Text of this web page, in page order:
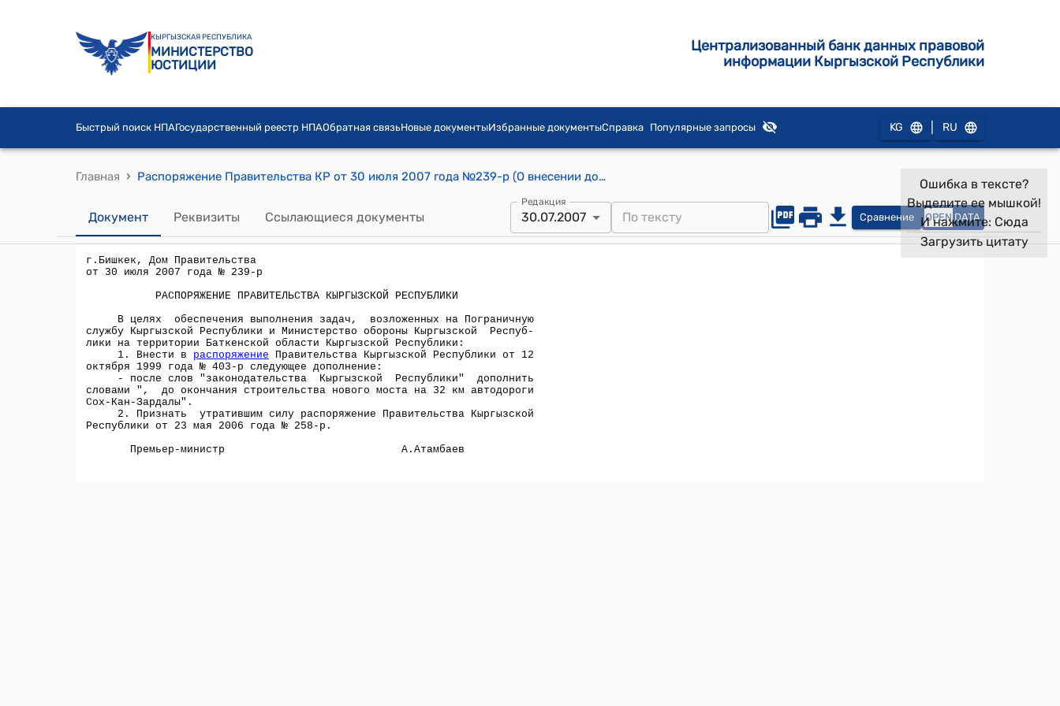
КЫРГЫЗСКАЯ РЕСПУБЛИКА
МИНИСТЕРСТВО
ЮСТИЦИИ
Централизованный банк данных правовой
информации Кыргызской Республики
Быстрый поиск НПАГосударственный реестр НПАОбратная связьНовые документыИзбранные документыСправка Популярные запросы KG RU
Главная › Распоряжение Правительства КР от 30 июля 2007 года №239-р (О внесении дополнения в распоряжение Правительства КР от 12 октября 2007 года №239-р)
Документ Реквизиты Ссылающиеся документы
Редакция
30.07.2007 Сравнение OPEN DATA
Ошибка в тексте?
Выделите ее мышкой!
И нажмите: Сюда
Загрузить цитату